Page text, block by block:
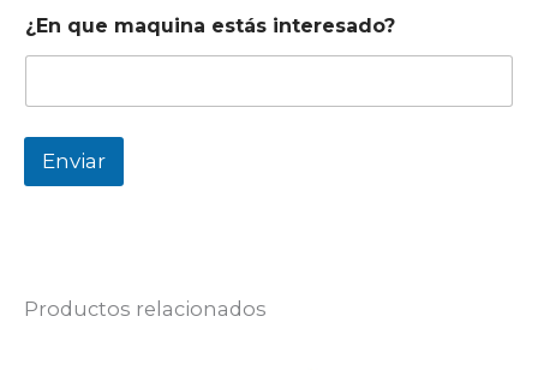
¿En que maquina estás interesado?
Enviar
Productos relacionados